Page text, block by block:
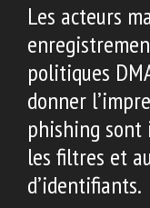
Les acteurs
politiques
donner
phishing
les filtres et
d’identifiants.